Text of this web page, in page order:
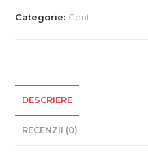
piele
manual
Categorie: Genti
DESCRIERE
RECENZII (0)